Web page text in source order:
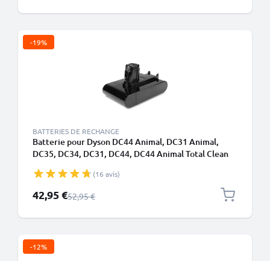
-19%
BATTERIES DE RECHANGE
Batterie pour Dyson DC44 Animal, DC31 Animal,
DC35, DC34, DC31, DC44, DC44 Animal Total Clean
à encliqueter - de CELLONIC
(16 avis)
Prix spécial
42,95 €Prix normal
52,95 €
-12%